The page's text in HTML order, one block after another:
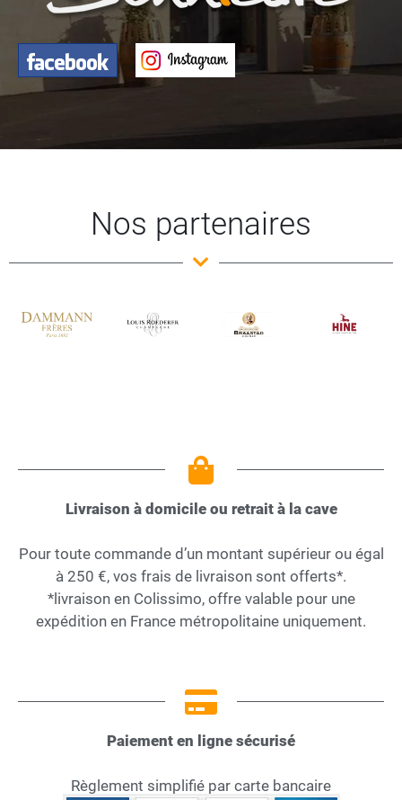
Nos partenaires
Livraison à domicile ou retrait à la cave
Pour toute commande d’un montant supérieur ou égal
à 250 €, vos frais de livraison sont offerts*.
*livraison en Colissimo, offre valable pour une
expédition en France métropolitaine uniquement.
Paiement en ligne sécurisé
Règlement simplifié par carte bancaire